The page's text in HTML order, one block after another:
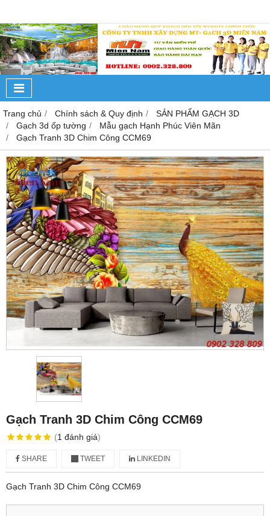
Trang chủ Chính sách & Quy định
SẢN PHẨM GẠCH 3D
Gạch 3d ốp tường
Mẫu gạch Hạnh Phúc Viên Mãn
Gạch Tranh 3D Chim Công CCM69
Gạch Tranh 3D Chim Công CCM69
(1 đánh giá)
SHARE TWEET LINKEDIN
Gạch Tranh 3D Chim Công CCM69